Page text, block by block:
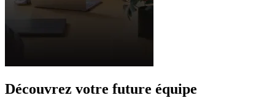
Découvrez votre future équipe